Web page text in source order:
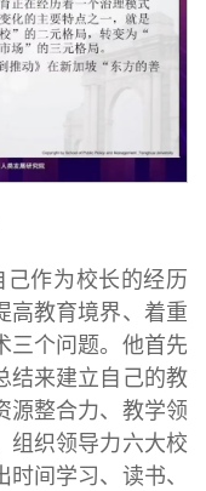
作为校长的经历
高教育境界、着重
三个问题。他首先
结来建立自己的教
源整合力、教学领
组织领导力六大校
间学习、读书、